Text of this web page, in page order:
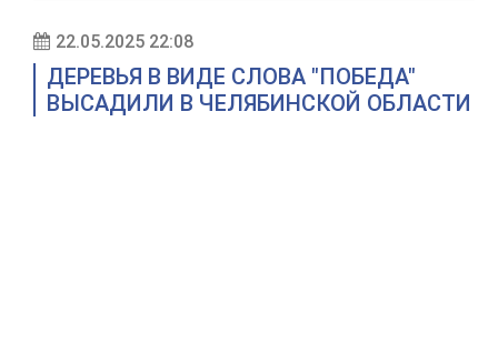
22.05.2025 22:08
ДЕРЕВЬЯ В ВИДЕ СЛОВА "ПОБЕДА"
ВЫСАДИЛИ В ЧЕЛЯБИНСКОЙ ОБЛАСТИ